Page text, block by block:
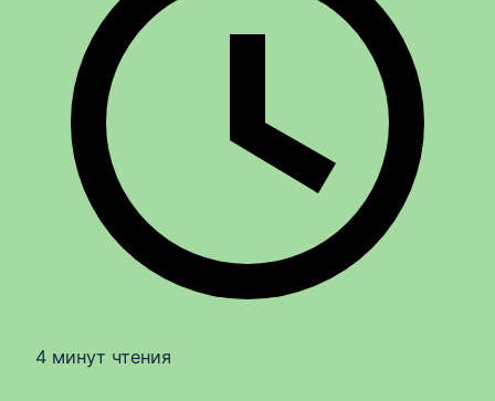
4 минут чтения